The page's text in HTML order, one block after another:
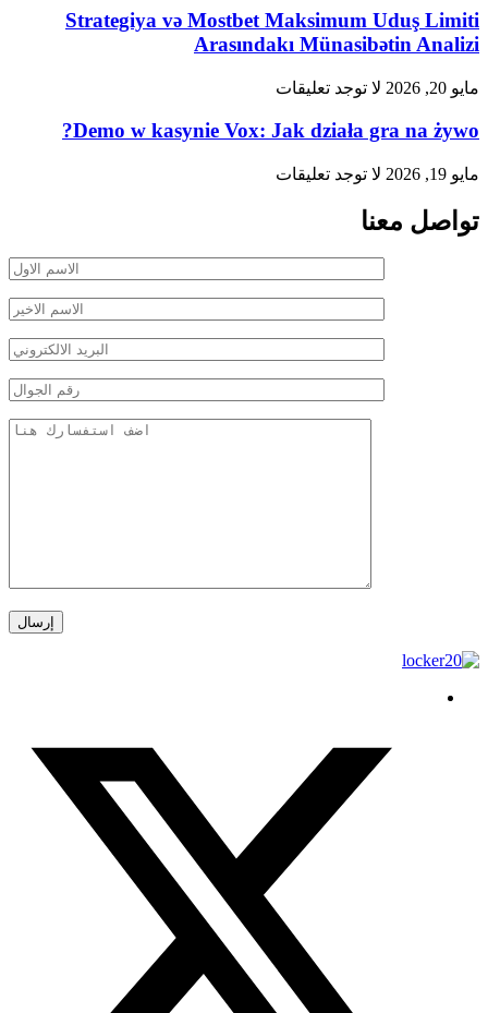
Strategiya və Mostbet Maksimum Uduş Limiti
Arasındakı Münasibətin Analizi
مايو 20, 2026 لا توجد تعليقات
Demo w kasynie Vox: Jak działa gra na żywo?
مايو 19, 2026 لا توجد تعليقات
تواصل معنا